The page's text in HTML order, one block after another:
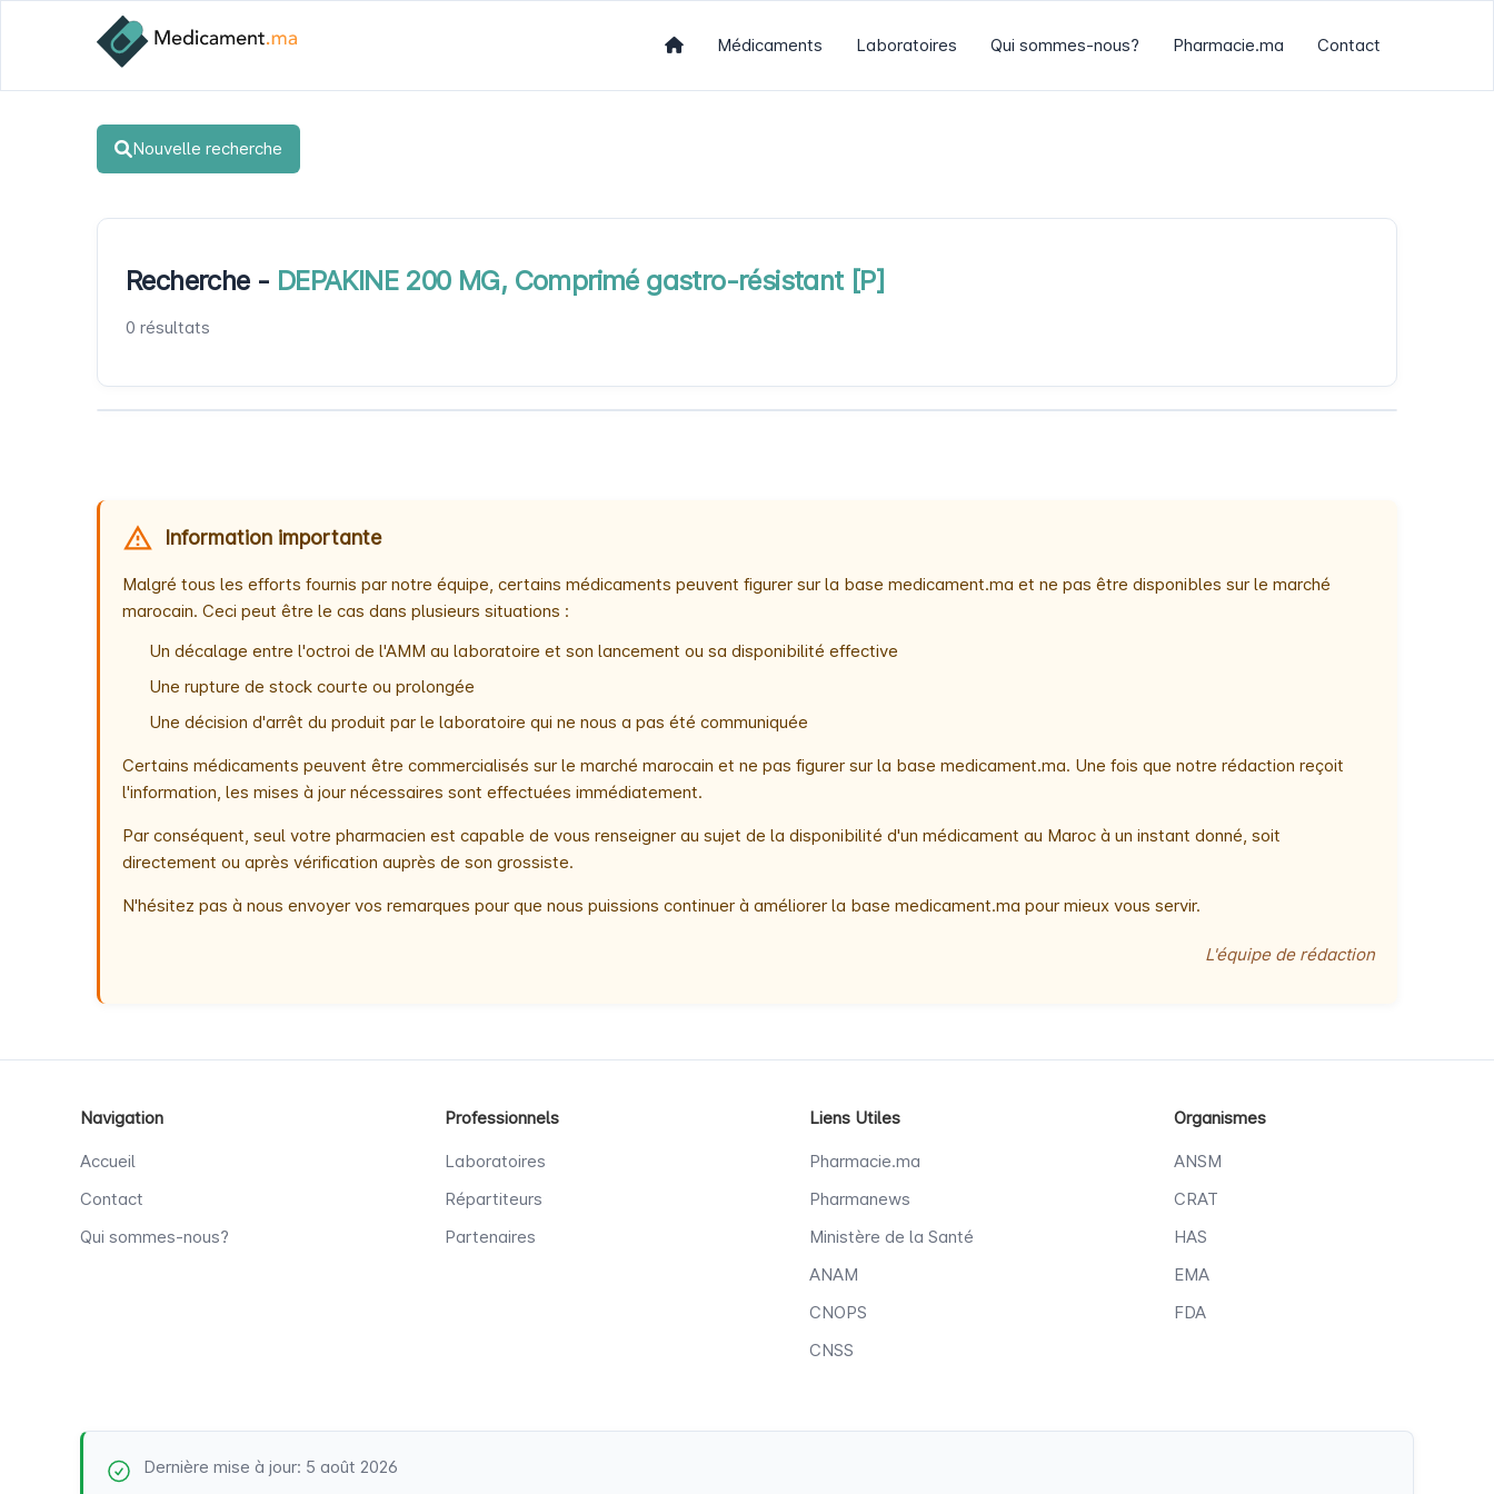
Médicaments Laboratoires Qui sommes-nous? Pharmacie.ma Contact
Nouvelle recherche
Recherche - DEPAKINE 200 MG, Comprimé gastro-résistant [P]
0 résultats
Information importante
Malgré tous les efforts fournis par notre équipe, certains médicaments peuvent figurer sur la base medicament.ma et ne pas être disponibles sur le marché
marocain. Ceci peut être le cas dans plusieurs situations :
Un décalage entre l'octroi de l'AMM au laboratoire et son lancement ou sa disponibilité effective
Une rupture de stock courte ou prolongée
Une décision d'arrêt du produit par le laboratoire qui ne nous a pas été communiquée
Certains médicaments peuvent être commercialisés sur le marché marocain et ne pas figurer sur la base medicament.ma. Une fois que notre rédaction reçoit
l'information, les mises à jour nécessaires sont effectuées immédiatement.
Par conséquent, seul votre pharmacien est capable de vous renseigner au sujet de la disponibilité d'un médicament au Maroc à un instant donné, soit
directement ou après vérification auprès de son grossiste.
N'hésitez pas à nous envoyer vos remarques pour que nous puissions continuer à améliorer la base medicament.ma pour mieux vous servir.
L'équipe de rédaction
Navigation
Accueil
Contact
Qui sommes-nous?
Professionnels
Laboratoires
Répartiteurs
Partenaires
Liens Utiles
Pharmacie.ma
Pharmanews
Ministère de la Santé
ANAM
CNOPS
CNSS
Organismes
ANSM
CRAT
HAS
EMA
FDA
Dernière mise à jour: 5 août 2026